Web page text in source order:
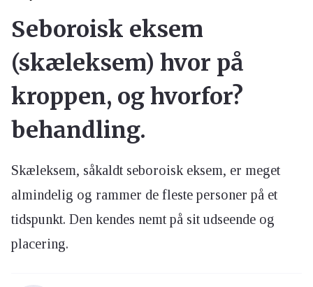
Seboroisk eksem
(skæleksem) hvor på
kroppen, og hvorfor?
behandling.
Skæleksem, såkaldt seboroisk eksem, er meget
almindelig og rammer de fleste personer på et
tidspunkt. Den kendes nemt på sit udseende og
placering.